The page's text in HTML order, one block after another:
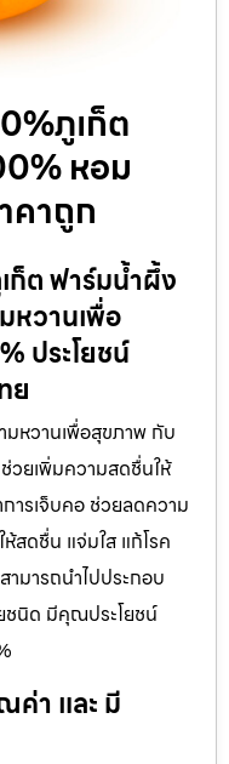
ภูเก็ต
หอม
คาถูก
ก็ต ฟาร์มน้ำผึ้ง
หวานเพื่อ
ประโยชน์
ย
มหวานเพื่อสุขภาพ กับ
ยเพิ่มความสดชื่นให้
การเจ็บคอ ช่วยลดความ
สดชื่น แจ่มใส แก้โรค
ามารถนำไปประกอบ
ชนิด มีคุณประโยชน์
า และ มี